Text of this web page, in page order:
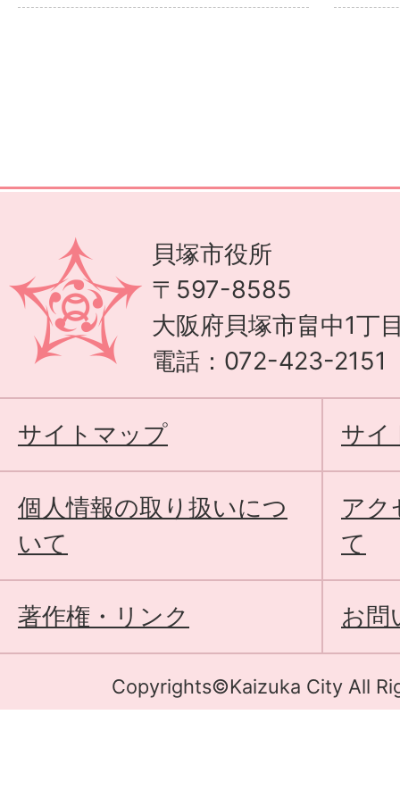
貝塚市役所
〒597-8585
大阪府貝塚市畠中1丁
電話：072-423-2151
サイトマップ サイ
個人情報の取り扱いにつ
いて
アク
て
著作権・リンク お問
Copyrights©Kaizuka City All